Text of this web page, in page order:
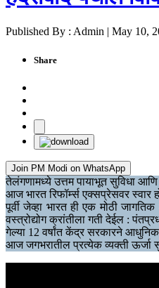
Published By : Admin | May 10,
Share
Join PM Modi on WhatsApp
तेलंगणामध्ये उत्तम पायाभूत सुविधा
आज भारत रिफॉर्म्स एक्सप्रेसवर
पूर्वी जेव्हा भारत ही एक मोठी
वस्त्रोद्योग क्रांतीला गती देईल :
गेल्या 12 वर्षांत केंद्र सरकारने
आज जगभरातील प्रत्येक व्यक्ती ऊर्जा